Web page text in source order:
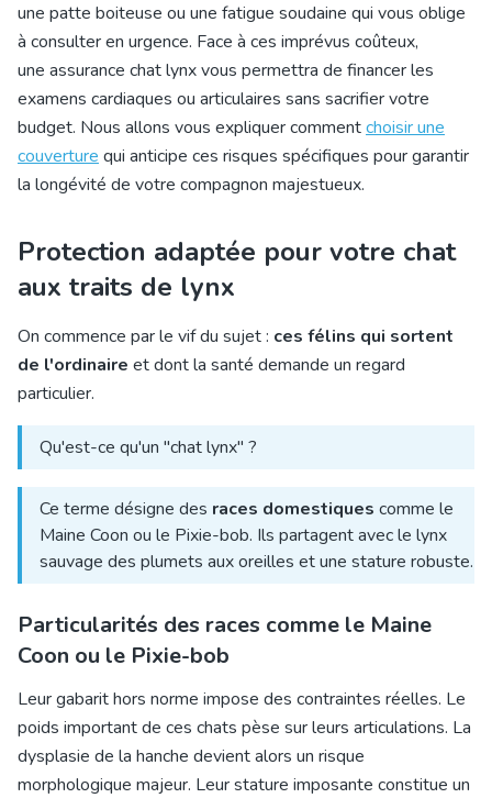
une patte boiteuse ou une fatigue soudaine qui vous oblige
à consulter en urgence. Face à ces imprévus coûteux,
une assurance chatlynx vous permettra de financer les
examens cardiaques ou articulaires sans sacrifier votre
budget. Nous allons vous expliquer commentchoisir une
couverture qui anticipe ces risques spécifiques pour garantir
la longévité de votre compagnon majestueux.
Protection adaptée pour votre chat
aux traits de lynx
On commence par le vif du sujet : ces félins qui sortent
de l'ordinaire et dont la santé demande un regard
particulier.
Qu'est-ce qu'un "chat lynx" ?
Ce terme désigne des races domestiques comme le
Maine Coon ou le Pixie-bob. Ils partagent avec le lynx
sauvage des plumets aux oreilles et une stature robuste.
Particularités des races comme le Maine
Coon ou le Pixie-bob
Leur gabarit hors norme impose des contraintes réelles. Le
poids important de ces chats pèse sur leurs articulations. La
dysplasie de la hanche devient alors un risque
morphologique majeur. Leur stature imposante constitue un